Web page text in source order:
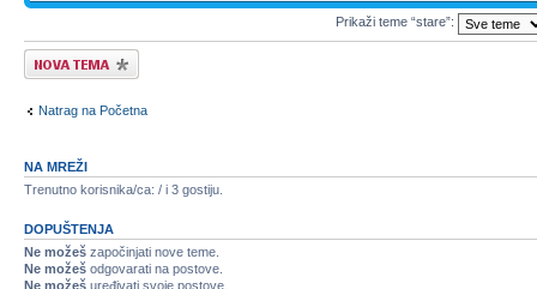
Prikaži teme “stare”:
Započni novu temu
Natrag na Početna
NA MREŽI
Trenutno korisnika/ca: / i 3 gostiju.
DOPUŠTENJA
Ne možeš započinjati nove teme.
Ne možeš odgovarati na postove.
Ne možeš uređivati svoje postove.